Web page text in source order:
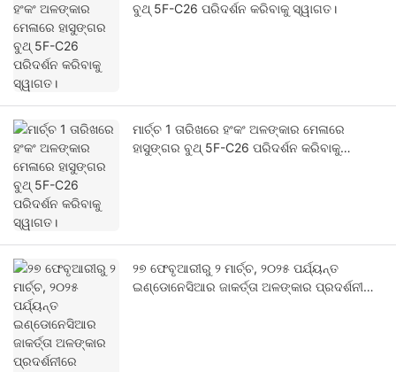
ବୁଥ୍ 5F-C26 ପରିଦର୍ଶନ କରିବାକୁ ସ୍ୱାଗତ।
ମାର୍ଚ୍ଚ 1 ତାରିଖରେ ହଂକଂ ଅଳଙ୍କାର ମେଳାରେ
ହାସୁଙ୍ଗର ବୁଥ୍ 5F-C26 ପରିଦର୍ଶନ କରିବାକୁ
୨୭ ଫେବୃଆରୀରୁ ୨ ମାର୍ଚ୍ଚ, ୨୦୨୫ ପର୍ଯ୍ୟନ୍ତ
ଇଣ୍ଡୋନେସିଆର ଜାକର୍ତ୍ତା ଅଳଙ୍କାର ପ୍ରଦର୍ଶନୀରେ